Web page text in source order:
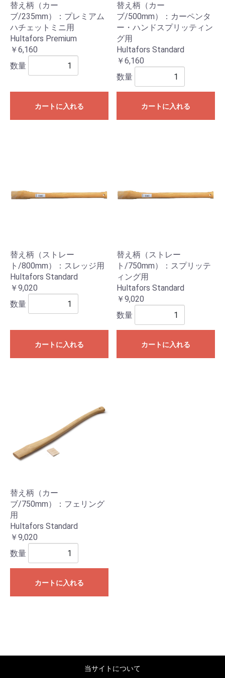
替え柄（カー
ブ/235mm）：プレミアム
ハチェットミニ用
Hultafors Premium
￥6,160
数量
カートに入れる
替え柄（カー
ブ/500mm）：カーペンタ
ー・ハンドスプリッティン
グ用
Hultafors Standard
￥6,160
数量
カートに入れる
替え柄（ストレー
ト/800mm）：スレッジ用
Hultafors Standard
￥9,020
数量
カートに入れる
替え柄（ストレー
ト/750mm）：スプリッテ
ィング用
Hultafors Standard
￥9,020
数量
カートに入れる
替え柄（カー
ブ/750mm）：フェリング
用
Hultafors Standard
￥9,020
数量
カートに入れる
当サイトについて